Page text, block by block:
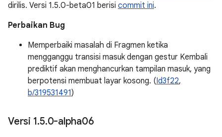
dirilis. Versi 1.5.0-beta01 berisi commit ini.
Perbaikan Bug
Memperbaiki masalah di Fragmen ketika
mengganggu transisi masuk dengan gestur Kembali
prediktif akan menghancurkan tampilan masuk, yang
berpotensi membuat layar kosong. (Id3f22,
b/319531491)
Versi 1.5.0-alpha06